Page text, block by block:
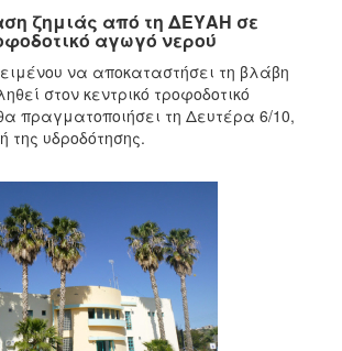
ζημιάς από τη ΔΕΥΑΗ σε
αγωγό νερού
να αποκαταστήσει τη βλάβη
στον κεντρικό τροφοδοτικό
πραγματοποιήσει τη Δευτέρα 6/10,
της υδροδότησης.